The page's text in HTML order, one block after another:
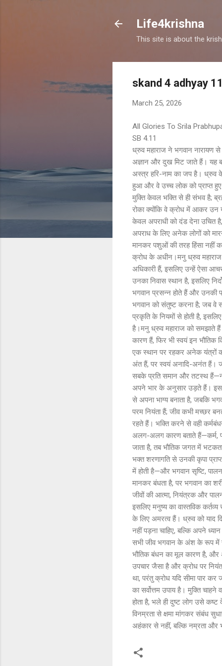
Life4krishna
This site is about the
skand 4 adhyay 11
March 25, 2026
All Glories To Srila
SB 4.11
ध्रुव महाराज ने भगवान नारायण
अज्ञान और दुख मिट जाते हैं। यह
अस्त्र हरि-नाम का जप है। ध्रुव के
हुआ और वे उच्च लोक को प्राप्त
मुक्ति केवल भक्ति से ही संभव है;
रोका क्योंकि वे क्रोध में आकर उन
केवल अपराधी को दंड देना उचित
अपराध के लिए अनेक लोगों को
मानकर पशुओं की तरह हिंसा नहीं
क्रोध के अधीन।मनु ध्रुव
अधिकारी हैं, इसलिए उन्हें ऐसा
उनका निवास स्थान है, इसलिए
भगवान प्रसन्न होते हैं और उनकी
भगवान को संतुष्ट करना है; जब वे
प्रकृति के नियमों से होती है,
है।मनु ध्रुव महाराज को समझाते
कारण हैं, फिर भी स्वयं इन भौतिक
एक स्थान पर रहकर अनेक यंत्रों
अंत हैं, पर स्वयं अनादि-अनंत हैं।
सबके प्रति समान और तटस्थ
अपने भार के अनुसार उड़ते हैं। इस
से अपना भाग्य बनाता है, जबकि
परम नियंता हैं; जीव कभी मच्छर
रहते हैं। भक्ति करने से वही
अलग-अलग कारण बताते हैं—कर्म,
जाता है, तब भौतिक जगत में
भक्त शरणागति से उनकी कृपा
में होती है—और भगवान सृष्टि,
मानकर बंधता है, पर भगवान का
जीवों की आत्मा, नियंत्रक और
इसलिए मनुष्य का वास्तविक
के लिए अमरत्व हैं। ध्रुव को याद
नहीं पड़ना चाहिए, बल्कि अपने
सभी जीव भगवान के अंश के रूप में
भौतिक बंधन का मूल कारण है, और
उपचार जैसा है और क्रोध पर
था, परंतु क्रोध यदि सीमा पार
का सर्वोत्तम उपाय है। मुक्ति
होता है, भले ही दुष्ट लोग उसे
विनम्रता से क्षमा मांगकर संबंध
अहंकार से नहीं, बल्कि नम्रता और